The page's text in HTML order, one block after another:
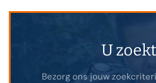
U
Bezorg ons jouw